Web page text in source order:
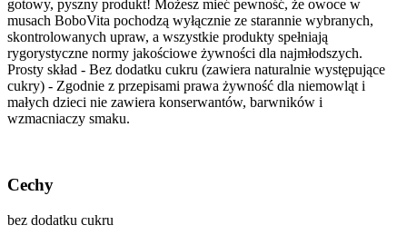
gotowy, pyszny produkt! Możesz mieć pewność, że owoce w
musach BoboVita pochodzą wyłącznie ze starannie wybranych,
skontrolowanych upraw, a wszystkie produkty spełniają
rygorystyczne normy jakościowe żywności dla najmłodszych.
Prosty skład - Bez dodatku cukru (zawiera naturalnie występujące
cukry) - Zgodnie z przepisami prawa żywność dla niemowląt i
małych dzieci nie zawiera konserwantów, barwników i
wzmacniaczy smaku.
Cechy
bez dodatku cukru